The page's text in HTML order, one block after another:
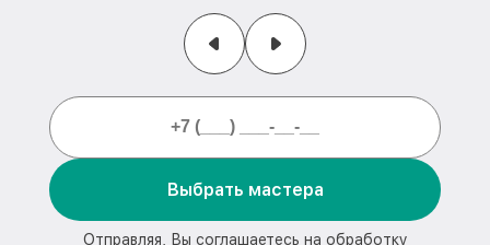
Выбрать мастера
Отправляя, Вы соглашаетесь на обработку